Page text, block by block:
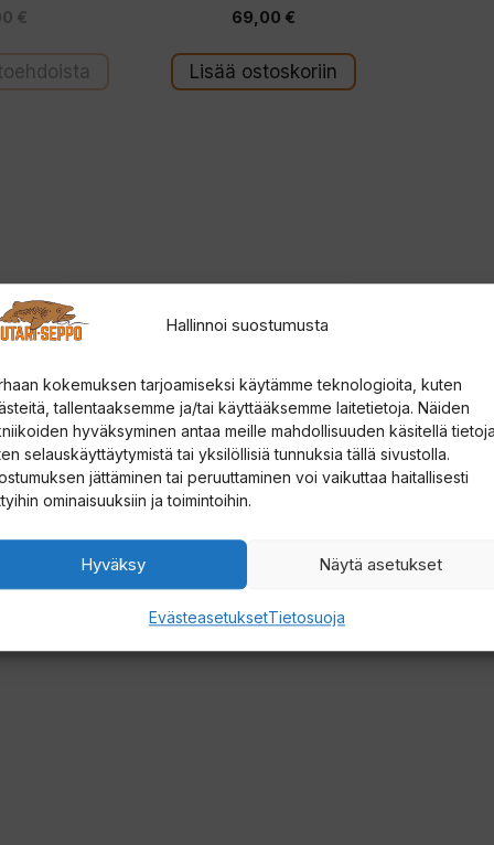
Hallinnoi suostumusta
kokemuksen tarjoamiseksi käytämme teknologioita, kuten
tallentaaksemme ja/tai käyttääksemme laitetietoja. Näiden
hyväksyminen antaa meille mahdollisuuden käsitellä
selauskäyttäytymistä tai yksilöllisiä tunnuksia tällä sivustolla.
jättäminen tai peruuttaminen voi vaikuttaa haitallisesti
ominaisuuksiin ja toimintoihin.
Hyväksy Näytä asetukset
EvästeasetuksetTietosuoja
€
s
t
ä
69,00 €
Lisää ostoskoriin